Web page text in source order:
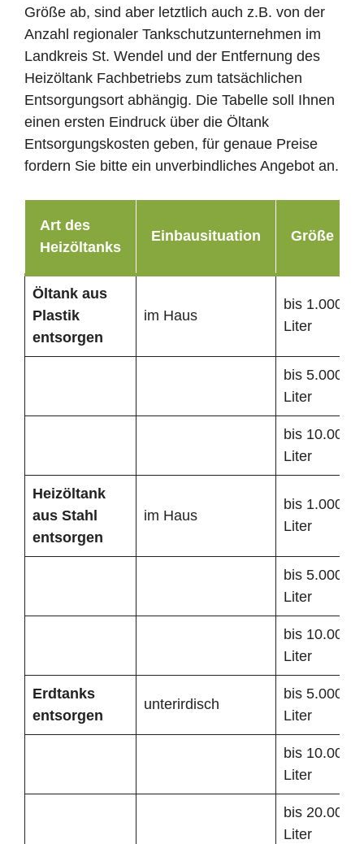
Größe ab, sind aber letztlich auch z.B. von der
Anzahl regionaler Tankschutzunternehmen im
Landkreis St. Wendel und der Entfernung des
Heizöltank Fachbetriebs zum tatsächlichen
Entsorgungsort abhängig. Die Tabelle soll Ihnen
einen ersten Eindruck über die Öltank
Entsorgungskosten geben, für genaue Preise
fordern Sie bitte ein unverbindliches Angebot an.
Art des
Heizöltanks
Einbausituation Größe
Öltank aus
Plastik
entsorgen
im Haus
bis 1.000
Liter
bis 5.000
Liter
bis 10.000
Liter
Heizöltank
aus Stahl
entsorgen
im Haus
bis 1.000
Liter
bis 5.000
Liter
bis 10.000
Liter
Erdtanks
entsorgen
unterirdisch
bis 5.000
Liter
bis 10.000
Liter
bis 20.000
Liter